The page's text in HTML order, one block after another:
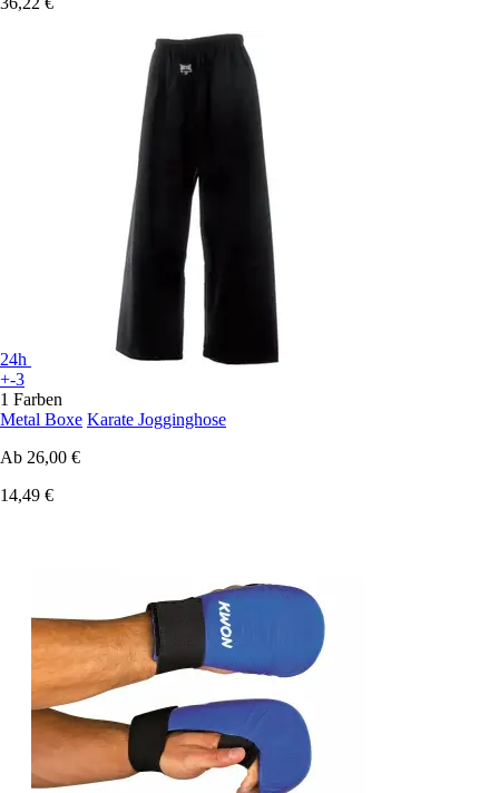
24h
+-3
1 Farben
Metal Boxe Karate Jogginghose
Ab 26,00 €
14,49 €